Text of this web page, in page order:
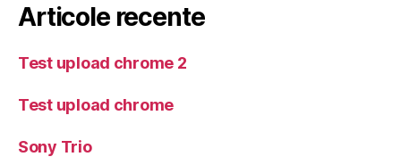
Articole recente
Test upload chrome 2
Test upload chrome
Sony Trio